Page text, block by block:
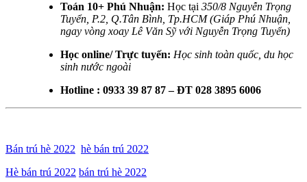
Toán 10+ Phú Nhuận: Học tại 350/8 Nguyễn Trọng
Tuyển, P.2, Q.Tân Bình, Tp.HCM (Giáp Phú Nhuận,
ngay vòng xoay Lê Văn Sỹ với Nguyễn Trọng Tuyển)
Học online/ Trực tuyến: Học sinh toàn quốc, du học
sinh nước ngoài
Hotline : 0933 39 87 87 – ĐT 028 3895 6006
Bán trú hè 2022 hè bán trú 2022
Hè bán trú 2022 bán trú hè 2022